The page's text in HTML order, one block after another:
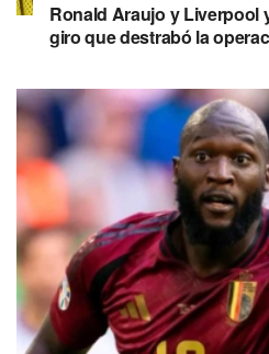
Ronald Araujo y Liverpool
giro que destrabó la